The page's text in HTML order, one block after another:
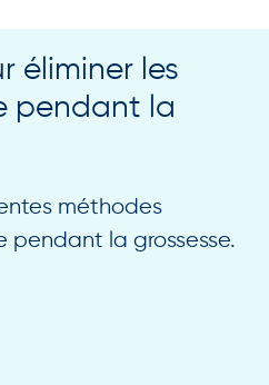
éliminer les
pendant la
méthodes
pendant la grossesse.